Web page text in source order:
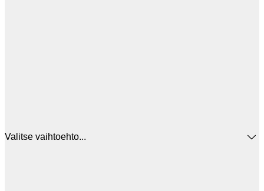
Valitse vaihtoehto...